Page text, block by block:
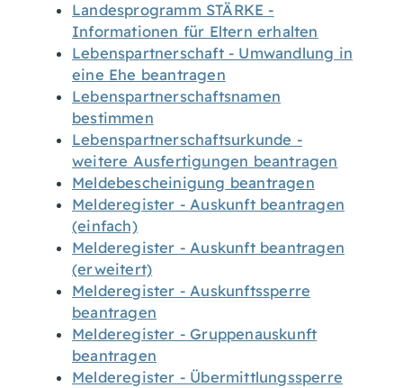
Landesprogramm STÄRKE -
Informationen für Eltern erhalten
Lebenspartnerschaft - Umwandlung in
eine Ehe beantragen
Lebenspartnerschaftsnamen
bestimmen
Lebenspartnerschaftsurkunde -
weitere Ausfertigungen beantragen
Meldebescheinigung beantragen
Melderegister - Auskunft beantragen
(einfach)
Melderegister - Auskunft beantragen
(erweitert)
Melderegister - Auskunftssperre
beantragen
Melderegister - Gruppenauskunft
beantragen
Melderegister - Übermittlungssperre